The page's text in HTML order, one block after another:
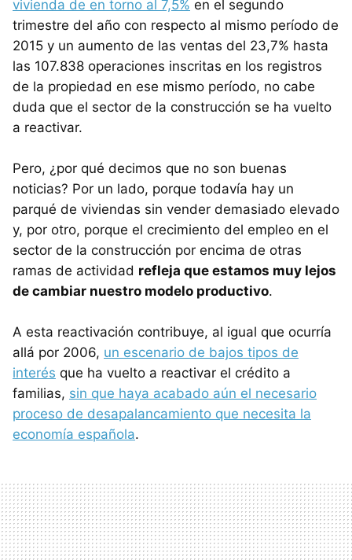
vivienda de en torno al 7,5% en el segundo
trimestre del año con respecto al mismo período de
2015 y un aumento de las ventas del 23,7% hasta
las 107.838 operaciones inscritas en los registros
de la propiedad en ese mismo período, no cabe
duda que el sector de la construcción se ha vuelto
a reactivar.
Pero, ¿por qué decimos que no son buenas
noticias? Por un lado, porque todavía hay un
parqué de viviendas sin vender demasiado elevado
y, por otro, porque el crecimiento del empleo en el
sector de la construcción por encima de otras
ramas de actividad refleja que estamos muy lejos
de cambiar nuestro modelo productivo.
A esta reactivación contribuye, al igual que ocurría
allá por 2006, un escenario de bajos tipos de
interés que ha vuelto a reactivar el crédito a
familias, sin que haya acabado aún el necesario
proceso de desapalancamiento que necesita la
economía española.